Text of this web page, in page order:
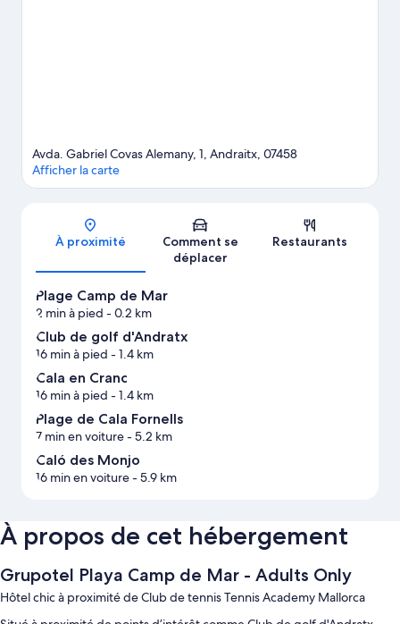
Carte
Avda. Gabriel Covas Alemany, 1, Andraitx, 07458
Afficher la carte
À proximité
Comment se
déplacer
Restaurants
Plage Camp de Mar
2 min à pied - 0.2 km
Club de golf d'Andratx
16 min à pied - 1.4 km
Cala en Cranc
16 min à pied - 1.4 km
Plage de Cala Fornells
7 min en voiture- 5.2 km
Caló des Monjo
16 min en voiture- 5.9 km
À propos de cet hébergement
Grupotel Playa Camp de Mar - Adults Only
Hôtel chic à proximité de Club de tennis Tennis Academy Mallorca